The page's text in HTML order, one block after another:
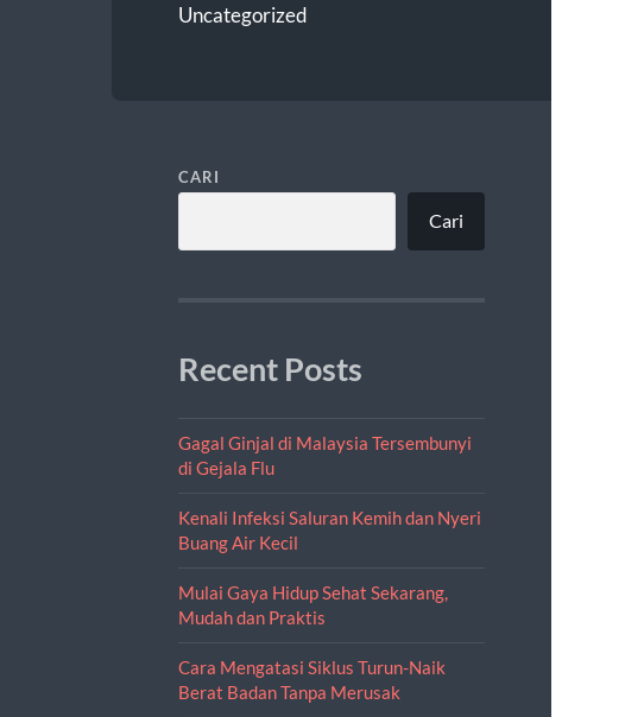
Uncategorized
CARI
Cari
Recent Posts
Gagal Ginjal di Malaysia Tersembunyi
di Gejala Flu
Kenali Infeksi Saluran Kemih dan Nyeri
Buang Air Kecil
Mulai Gaya Hidup Sehat Sekarang,
Mudah dan Praktis
Cara Mengatasi Siklus Turun-Naik
Berat Badan Tanpa Merusak